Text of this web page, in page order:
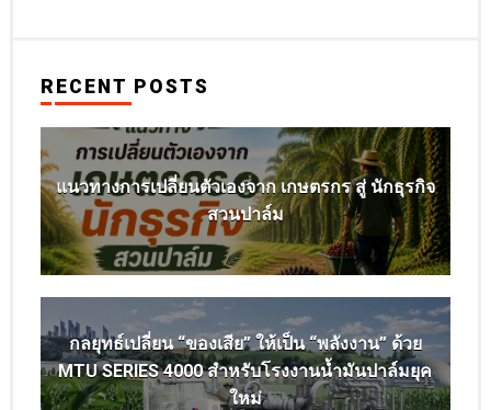
RECENT POSTS
แนวทางการเปลี่ยนตัวเองจาก เกษตรกร สู่ นักธุรกิจ
สวนปาล์ม
กลยุทธ์เปลี่ยน “ของเสีย” ให้เป็น “พลังงาน” ด้วย
MTU SERIES 4000 สำหรับโรงงานน้ำมันปาล์มยุค
ใหม่